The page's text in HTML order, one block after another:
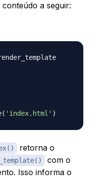
a seguir:
( 'index.html' )
retorna o
com o
Isso informa o